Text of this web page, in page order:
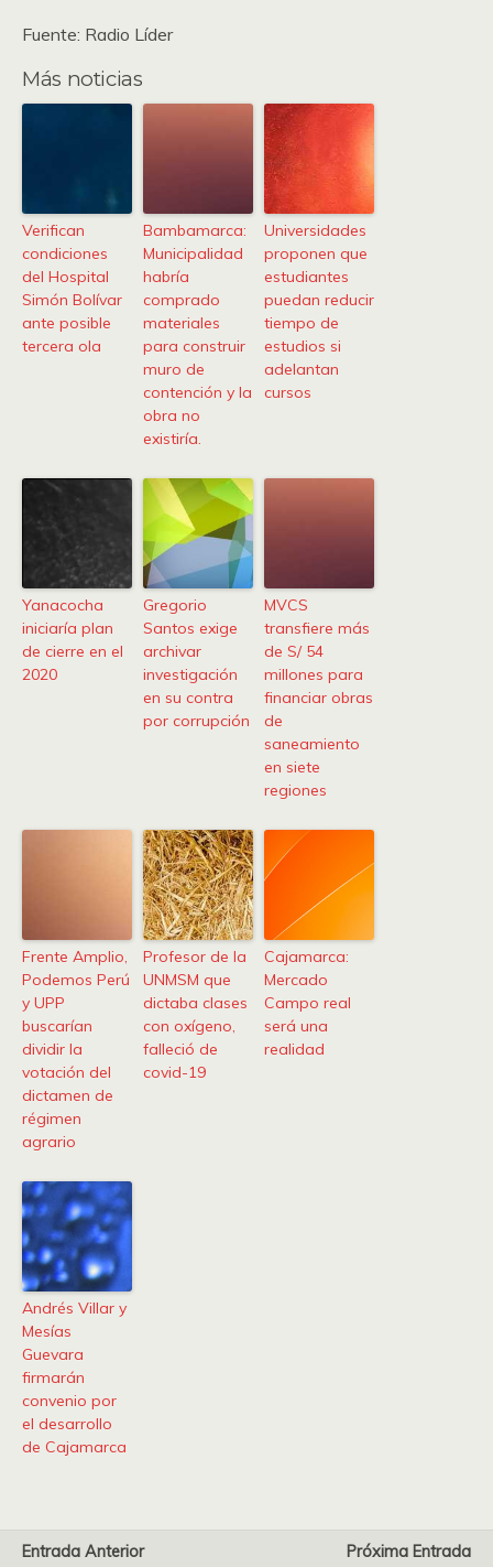
Fuente: Radio Líder
Más noticias
Verifican
condiciones
del Hospital
Simón Bolívar
ante posible
tercera ola
Bambamarca:
Municipalidad
habría
comprado
materiales
para construir
muro de
contención y la
obra no
existiría.
Universidades
proponen que
estudiantes
puedan reducir
tiempo de
estudios si
adelantan
cursos
Yanacocha
iniciaría plan
de cierre en el
2020
Gregorio
Santos exige
archivar
investigación
en su contra
por corrupción
MVCS
transfiere más
de S/ 54
millones para
financiar obras
de
saneamiento
en siete
regiones
Frente Amplio,
Podemos Perú
y UPP
buscarían
dividir la
votación del
dictamen de
régimen
agrario
Profesor de la
UNMSM que
dictaba clases
con oxígeno,
falleció de
covid-19
Cajamarca:
Mercado
Campo real
será una
realidad
Andrés Villar y
Mesías
Guevara
firmarán
convenio por
el desarrollo
de Cajamarca
Entrada Anterior Próxima Entrada